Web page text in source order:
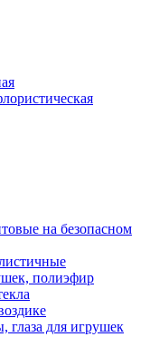
на безопасном
полиэфир
глаза для игрушек